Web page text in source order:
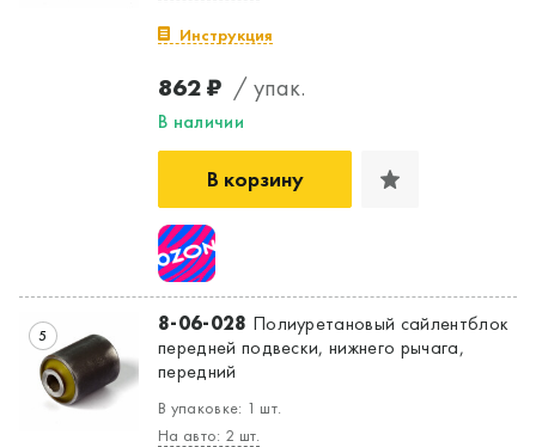
Инструкция
862 ₽ / упак.
В наличии
В корзину
5 8-06-028 Полиуретановый сайлентблок
передней подвески, нижнего рычага,
передний
В упаковке: 1 шт.
На авто: 2 шт.